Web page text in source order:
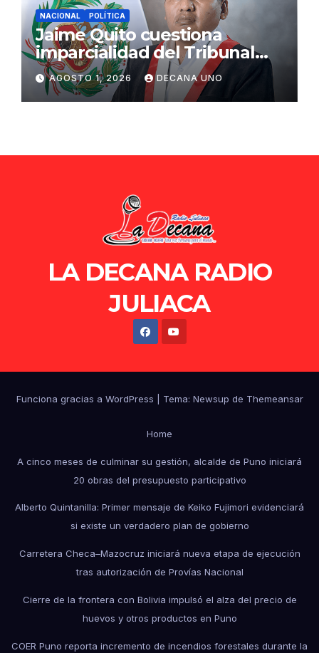
NACIONAL POLÍTICA
Jaime Quito cuestiona
imparcialidad del Tribunal
Constitucional tras liberación
de Ollanta Humala
AGOSTO 1, 2026 DECANA UNO
LA DECANA RADIO
JULIACA
Funciona gracias a WordPress Tema: Newsup de Themeansar
Home
A cinco meses de culminar su gestión, alcalde de Puno iniciará
20 obras del presupuesto participativo
Alberto Quintanilla: Primer mensaje de Keiko Fujimori evidenciará
si existe un verdadero plan de gobierno
Carretera Checa–Mazocruz iniciará nueva etapa de ejecución
tras autorización de Provías Nacional
Cierre de la frontera con Bolivia impulsó el alza del precio de
huevos y otros productos en Puno
COER Puno reporta incremento de incendios forestales durante la